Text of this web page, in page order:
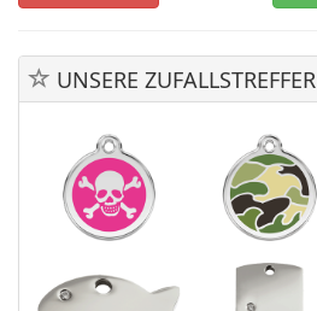
UNSERE ZUFALLSTREFFER